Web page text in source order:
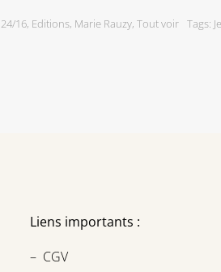
16, Editions, Marie Rauzy, Tout voir Tags:
Liens importants :
– CGV